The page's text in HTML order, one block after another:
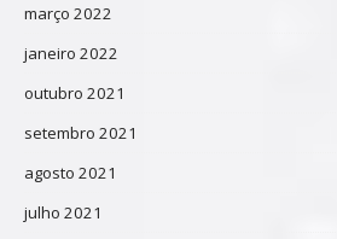
março 2022
janeiro 2022
outubro 2021
setembro 2021
agosto 2021
julho 2021